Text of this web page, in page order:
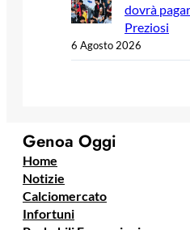
dovrà
Preziosi
6 Agosto 2026
Genoa Oggi
Home
Notizie
Calciomercato
Infortuni